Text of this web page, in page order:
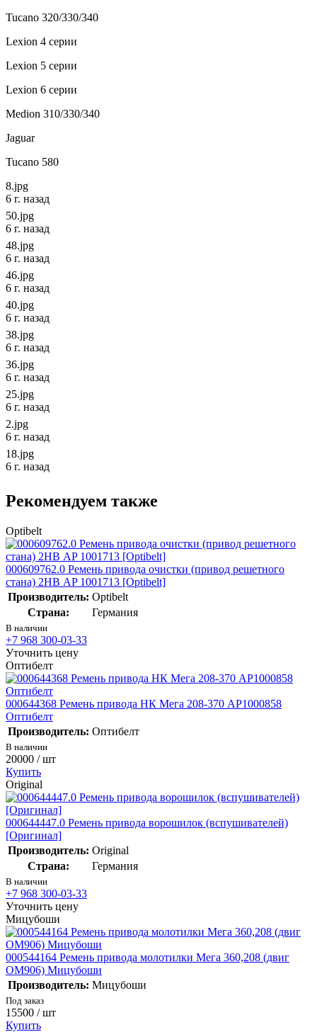
Tucano 320/330/340
Lexion 4 серии
Lexion 5 серии
Lexion 6 серии
Medion 310/330/340
Jaguar
Tucano 580
8.jpg
6 г. назад
50.jpg
6 г. назад
48.jpg
6 г. назад
46.jpg
6 г. назад
40.jpg
6 г. назад
38.jpg
6 г. назад
36.jpg
6 г. назад
25.jpg
6 г. назад
2.jpg
6 г. назад
18.jpg
6 г. назад
Рекомендуем также
Optibelt
000609762.0 Ремень привода очистки (привод решетного
стана) 2НВ AP 1001713 [Optibelt]
Производитель: Optibelt
Страна:
Германия
В наличии
+7 968 300-03-33
Уточнить цену
Оптибелт
000644368 Ремень привода НК Мега 208-370 АР1000858
Оптибелт
Производитель: Оптибелт
В наличии
20000 / шт
Купить
Original
000644447.0 Ремень привода ворошилок (вспушивателей)
[Оригинал]
Производитель: Original
Страна:
Германия
В наличии
+7 968 300-03-33
Уточнить цену
Мицубоши
000544164 Ремень привода молотилки Мега 360,208 (двиг
ОМ906) Мицубоши
Производитель: Мицубоши
Под заказ
15500 / шт
Купить